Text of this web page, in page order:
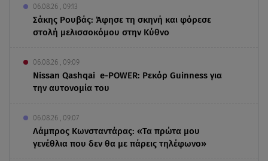
06.08.26 , 09:13
Σάκης Ρουβάς: Άφησε τη σκηνή και φόρεσε
στολή μελισσοκόμου στην Κύθνο
06.08.26 , 09:09
Nissan Qashqai e-POWER: Ρεκόρ Guinness για
την αυτονομία του
06.08.26 , 09:07
Λάμπρος Κωνσταντάρας: «Τα πρώτα μου
γενέθλια που δεν θα με πάρεις τηλέφωνο»